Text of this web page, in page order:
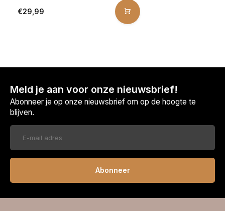
€29,99
Meld je aan voor onze nieuwsbrief!
Abonneer je op onze nieuwsbrief om op de hoogte te
blijven.
Abonneer